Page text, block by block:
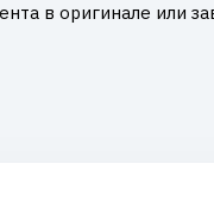
в оригинале или